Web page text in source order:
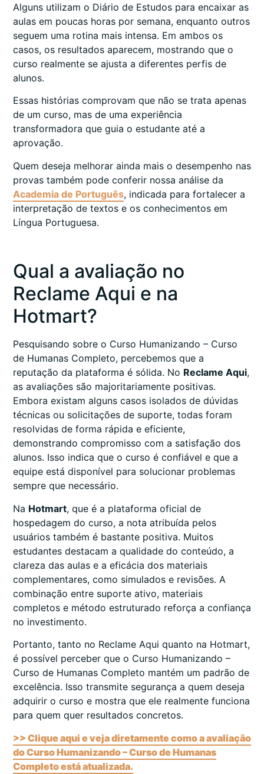
Alguns utilizam o Diário de Estudos para encaixar as
aulas em poucas horas por semana, enquanto outros
seguem uma rotina mais intensa. Em ambos os
casos, os resultados aparecem, mostrando que o
curso realmente se ajusta a diferentes perfis de
alunos.
Essas histórias comprovam que não se trata apenas
de um curso, mas de uma experiência
transformadora que guia o estudante até a
aprovação.
Quem deseja melhorar ainda mais o desempenho nas
provas também pode conferir nossa análise da
Academia de Português, indicada para fortalecer a
interpretação de textos e os conhecimentos em
Língua Portuguesa.
Qual a avaliação no
Reclame Aqui e na
Hotmart?
Pesquisando sobre o Curso Humanizando – Curso
de Humanas Completo, percebemos que a
reputação da plataforma é sólida. No Reclame Aqui,
as avaliações são majoritariamente positivas.
Embora existam alguns casos isolados de dúvidas
técnicas ou solicitações de suporte, todas foram
resolvidas de forma rápida e eficiente,
demonstrando compromisso com a satisfação dos
alunos. Isso indica que o curso é confiável e que a
equipe está disponível para solucionar problemas
sempre que necessário.
Na Hotmart, que é a plataforma oficial de
hospedagem do curso, a nota atribuída pelos
usuários também é bastante positiva. Muitos
estudantes destacam a qualidade do conteúdo, a
clareza das aulas e a eficácia dos materiais
complementares, como simulados e revisões. A
combinação entre suporte ativo, materiais
completos e método estruturado reforça a confiança
no investimento.
Portanto, tanto no Reclame Aqui quanto na Hotmart,
é possível perceber que o Curso Humanizando –
Curso de Humanas Completo mantém um padrão de
excelência. Isso transmite segurança a quem deseja
adquirir o curso e mostra que ele realmente funciona
para quem quer resultados concretos.
>> Clique aqui e veja diretamente como a avaliação
do Curso Humanizando – Curso de Humanas
Completo está atualizada.